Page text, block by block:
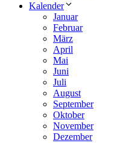
Kalender
Januar
Februar
März
April
Mai
Juni
Juli
August
September
Oktober
November
Dezember